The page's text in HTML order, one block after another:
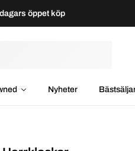
öppet köp
Nyheter